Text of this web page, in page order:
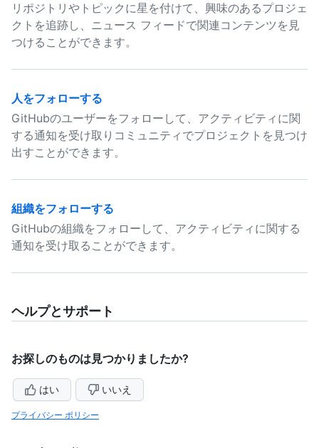
リポジトリやトピックに星を付けて、興味のあるプロジェ
クトを追跡し、ニュース フィードで関連コンテンツを見
つけることができます。
人をフォローする
GitHubのユーザーをフォローして、アクティビティに関
する通知を受け取りコミュニティでプロジェクトを見つけ
出すことができます。
組織をフォローする
GitHubの組織をフォローして、アクティビティに関する
通知を受け取ることができます。
ヘルプとサポート
お探しのものは見つかりましたか?
はい いいえ
プライバシー ポリシー